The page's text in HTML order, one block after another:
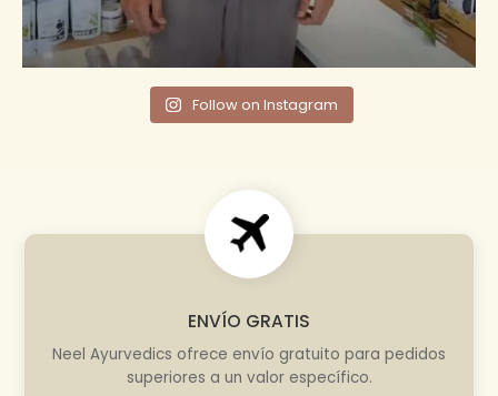
Follow on Instagram
ENVÍO GRATIS
Neel Ayurvedics ofrece envío gratuito para pedidos
superiores a un valor específico.